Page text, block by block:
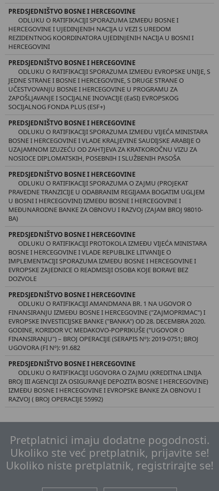
PREDSJEDNIŠTVO BOSNE I HERCEGOVINE
ODLUKU O RATIFIKACIJI SPORAZUMA IZMEĐU BOSNE I
HERCEGOVINE I UJEDINJENIH NACIJA U VEZI S UREDOM
REZIDENTNOG KOORDINATORA UJEDINJENIH NACIJA U BOSNI I
HERCEGOVINI
PREDSJEDNIŠTVO BOSNE I HERCEGOVINE
ODLUKU O RATIFIKACIJI SPORAZUMA IZMEĐU EVROPSKE UNIJE, S
JEDNE STRANE I BOSNE I HERCEGOVINE, S DRUGE STRANE O
UČESTVOVANJU BOSNE I HERCEGOVINE U PROGRAMU ZA
ZAPOŠLJAVANJE I SOCIJALNE INOVACIJE (EaSI) EVROPSKOG
SOCIJALNOG FONDA PLUS (ESF+)
PREDSJEDNIŠTVO BOSNE I HERCEGOVINE
ODLUKU O RATIFIKACIJI SPORAZUMA IZMEĐU VIJEĆA MINISTARA
BOSNE I HERCEGOVINE I VLADE KRALJEVINE SAUDIJSKE ARABIJE O
UZAJAMNOM IZUZEĆU OD ZAHTJEVA ZA KRATKOROČNU VIZU ZA
NOSIOCE DIPLOMATSKIH, POSEBNIH I SLUŽBENIH PASOŠA
PREDSJEDNIŠTVO BOSNE I HERCEGOVINE
ODLUKU O RATIFIKACIJI SPORAZUMA O ZAJMU (PROJEKAT
PRAVEDNE TRANZICIJE U ODABRANIM REGIJAMA BOGATIM UGLJEM
U BOSNI I HERCEGOVINI) IZMEĐU BOSNE I HERCEGOVINE I
MEĐUNARODNE BANKE ZA OBNOVU I RAZVOJ (ZAJAM BROJ 98010-
BA)
PREDSJEDNIŠTVO BOSNE I HERCEGOVINE
ODLUKU O RATIFIKACIJI PROTOKOLA IZMEĐU VIJEĆA MINISTARA
BOSNE I HERCEGOVINE I VLADE REPUBLIKE LITVANIJE O
IMPLEMENTACIJI SPORAZUMA IZMEĐU BOSNE I HERCEGOVINE I
EVROPSKE ZAJEDNICE O READMISIJI OSOBA KOJE BORAVE BEZ
DOZVOLE
PREDSJEDNIŠTVO BOSNE I HERCEGOVINE
ODLUKU O RATIFIKACIJI AMANDMANA BR. 1 NA UGOVOR O
FINANSIRANJU IZMEĐU BOSNE I HERCEGOVINE ("ZAJMOPRIMAC") I
EVROPSKE INVESTICIJSKE BANKE ("BANKA") OD 28. DECEMBRA 2020.
GODINE, KORIDOR VC MEDAKOVO-POPRIKUŠE ("UGOVOR O
FINANSIRANJU") – BROJ OPERACIJE (SERAPIS Nº): 2019-0751; BROJ
UGOVORA (FI Nº): 91.682
PREDSJEDNIŠTVO BOSNE I HERCEGOVINE
ODLUKU O RATIFIKACIJI UGOVORA O ZAJMU (KREDITNA LINIJA
BROJ III AGENCIJI ZA OSIGURANJE DEPOZITA BOSNE I HERCEGOVINE)
IZMEĐU BOSNE I HERCEGOVINE I EVROPSKE BANKE ZA OBNOVU I
RAZVOJ ( BROJ OPERACIJE 55992)
Pretplatnici imaju dodatne pogodnosti.
Ukoliko ste već pretplatnik, prijavite se!
Ukoliko niste pretplatnik, registrirajte se!